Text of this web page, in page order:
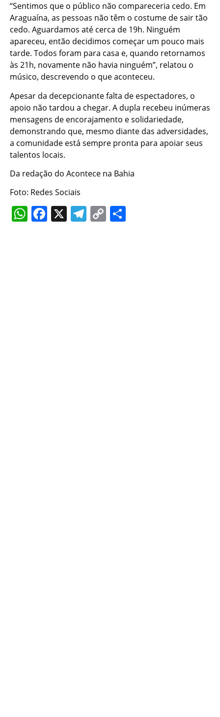
“Sentimos que o público não compareceria cedo. Em
Araguaína, as pessoas não têm o costume de sair tão
cedo. Aguardamos até cerca de 19h. Ninguém
apareceu, então decidimos começar um pouco mais
tarde. Todos foram para casa e, quando retornamos
às 21h, novamente não havia ninguém”, relatou o
músico, descrevendo o que aconteceu.
Apesar da decepcionante falta de espectadores, o
apoio não tardou a chegar. A dupla recebeu inúmeras
mensagens de encorajamento e solidariedade,
demonstrando que, mesmo diante das adversidades,
a comunidade está sempre pronta para apoiar seus
talentos locais.
Da redação do Acontece na Bahia
Foto: Redes Sociais
WhatsApp
Facebook
X Telegram
Copy